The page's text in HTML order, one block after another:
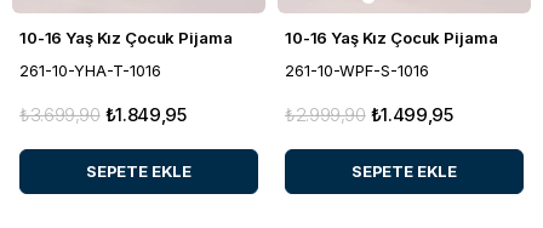
10-16 Yaş Kız Çocuk Pijama
261-10-YHA-T-1016
₺1.849,95
₺3.699,90
SEPETE EKLE
10-16 Yaş Kız Çocuk Pijama
261-10-WPF-S-1016
₺1.499,95
₺2.999,90
SEPETE EKLE